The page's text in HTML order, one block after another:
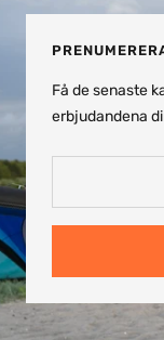
Få de senaste
erbjudandena